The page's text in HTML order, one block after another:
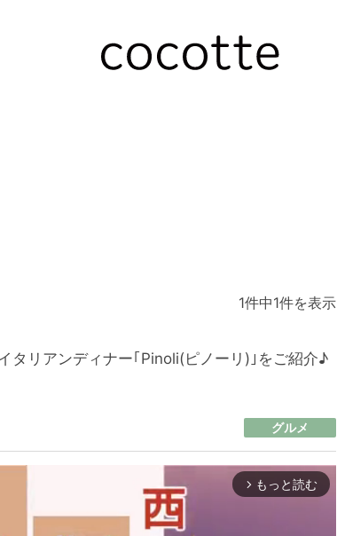
1件中1件を表示
タリアンディナー｢Pinoli(ピノーリ)｣をご紹介♪
グルメ
arrow_forward_ios もっと読む